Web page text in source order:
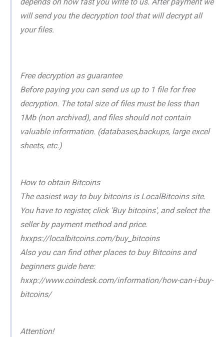
will send you the decryption tool that will decrypt all
your files.
Free decryption as guarantee
Before paying you can send us up to 1 file for free
decryption. The total size of files must be less than
1Mb (non archived), and files should not contain
valuable information. (databases,backups, large excel
sheets, etc.)
How to obtain Bitcoins
The easiest way to buy bitcoins is LocalBitcoins site.
You have to register, click 'Buy bitcoins', and select the
seller by payment method and price.
hxxps://localbitcoins.com/buy_bitcoins
Also you can find other places to buy Bitcoins and
beginners guide here:
hxxp://www.coindesk.com/information/how-can-i-buy-
bitcoins/
Attention!